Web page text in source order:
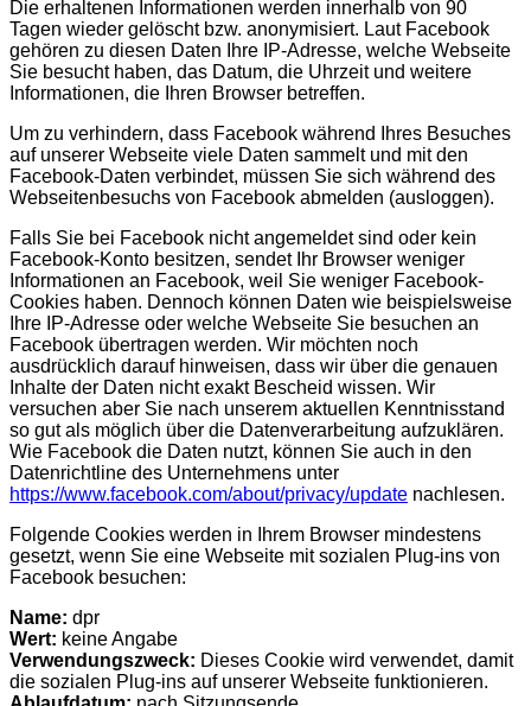
Die erhaltenen Informationen werden innerhalb von 90
Tagen wieder gelöscht bzw. anonymisiert. Laut Facebook
gehören zu diesen Daten Ihre IP-Adresse, welche Webseite
Sie besucht haben, das Datum, die Uhrzeit und weitere
Informationen, die Ihren Browser betreffen.
Um zu verhindern, dass Facebook während Ihres Besuches
auf unserer Webseite viele Daten sammelt und mit den
Facebook-Daten verbindet, müssen Sie sich während des
Webseitenbesuchs von Facebook abmelden (ausloggen).
Falls Sie bei Facebook nicht angemeldet sind oder kein
Facebook-Konto besitzen, sendet Ihr Browser weniger
Informationen an Facebook, weil Sie weniger Facebook-
Cookies haben. Dennoch können Daten wie beispielsweise
Ihre IP-Adresse oder welche Webseite Sie besuchen an
Facebook übertragen werden. Wir möchten noch
ausdrücklich darauf hinweisen, dass wir über die genauen
Inhalte der Daten nicht exakt Bescheid wissen. Wir
versuchen aber Sie nach unserem aktuellen Kenntnisstand
so gut als möglich über die Datenverarbeitung aufzuklären.
Wie Facebook die Daten nutzt, können Sie auch in den
Datenrichtline des Unternehmens unter
https://www.facebook.com/about/privacy/update nachlesen.
Folgende Cookies werden in Ihrem Browser mindestens
gesetzt, wenn Sie eine Webseite mit sozialen Plug-ins von
Facebook besuchen:
Name: dpr
Wert: keine Angabe
Verwendungszweck: Dieses Cookie wird verwendet, damit
die sozialen Plug-ins auf unserer Webseite funktionieren.